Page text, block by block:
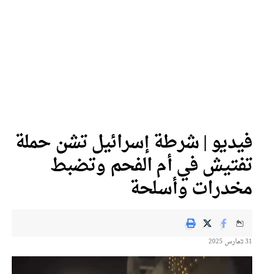
فيديو | شرطة إسرائيل تشن حملة
تفتيش في أم الفحم وتضبط
مخدرات وأسلحة
31 בمارس 2025